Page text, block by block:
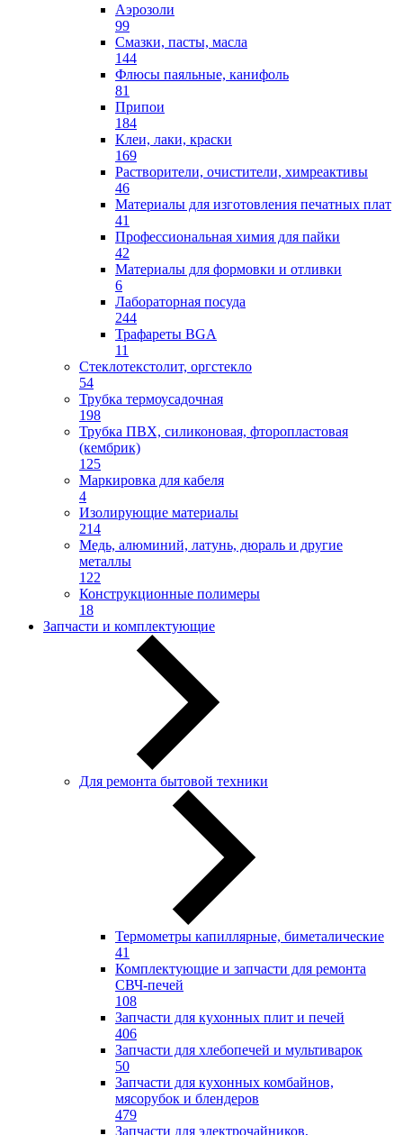
Аэрозоли
99
Смазки, пасты, масла
144
Флюсы паяльные, канифоль
81
Припои
184
Клеи, лаки, краски
169
Растворители, очистители, химреактивы
46
Материалы для изготовления печатных плат
41
Профессиональная химия для пайки
42
Материалы для формовки и отливки
6
Лабораторная посуда
244
Трафареты BGA
11
Стеклотекстолит, оргстекло
54
Трубка термоусадочная
198
Трубка ПВХ, силиконовая, фторопластовая
(кембрик)
125
Маркировка для кабеля
4
Изолирующие материалы
214
Медь, алюминий, латунь, дюраль и другие
металлы
122
Конструкционные полимеры
18
Запчасти и комплектующие
Для ремонта бытовой техники
Термометры капиллярные, биметалические
41
Комплектующие и запчасти для ремонта
СВЧ-печей
108
Запчасти для кухонных плит и печей
406
Запчасти для хлебопечей и мультиварок
50
Запчасти для кухонных комбайнов,
мясорубок и блендеров
479
Запчасти для электрочайников,